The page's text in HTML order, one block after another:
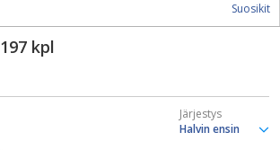
Suosikit
197 kpl
Järjestys